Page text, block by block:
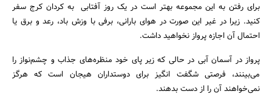
برای رفتن به این مجموعه بهتر است در یک روز آفتابی به کردان کرج سفر
کنید. زیرا در غیر این صورت در هوای بارانی، برفی با وزش باد، رعد و برق یا
احتمال آن اجازه پرواز نخواهید داشت.
پرواز در آسمان آبی در حالی که زیر پای خود منظره‌های جذاب و چشم‌نواز را
می‌بینند، فرصتی شگفت انگیز برای دوستداران هیجان است که هرگز
نمی‌خواهند آن را از دست بدهند.